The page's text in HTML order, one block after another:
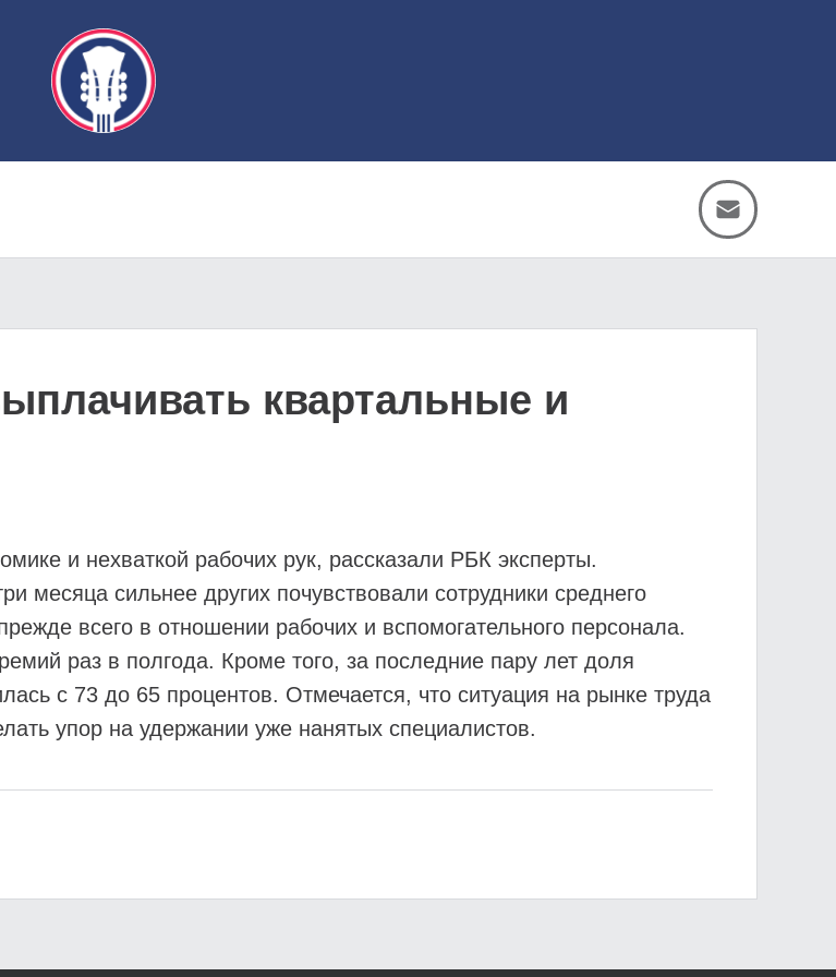
квартальные и
и нехваткой рабочих рук, рассказали РБК эксперты.
месяца сильнее других почувствовали сотрудники среднего
всего в отношении рабочих и вспомогательного персонала.
раз в полгода. Кроме того, за последние пару лет доля
с 73 до 65 процентов. Отмечается, что ситуация на рынке труда
упор на удержании уже нанятых специалистов.